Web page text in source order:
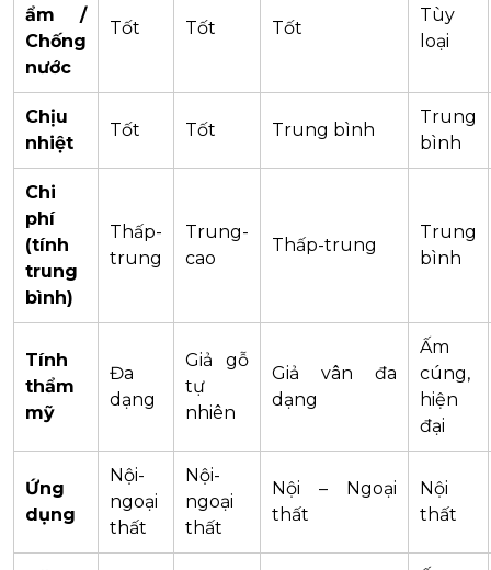
ẩm /
Chống
nước
Tốt Tốt Tốt
Tùy
loại
Chịu
nhiệt
Tốt Tốt Trung bình
Trung
bình
Chi
phí
(tính
trung
bình)
Thấp-
trung
Trung-
cao
Thấp-trung
Trung
bình
Tính
thẩm
mỹ
Đa
dạng
Giả gỗ
tự
nhiên
Giả vân đa
dạng
Ấm
cúng,
hiện
đại
Ứng
dụng
Nội-
ngoại
thất
Nội-
ngoại
thất
Nội – Ngoại
thất
Nội
thất